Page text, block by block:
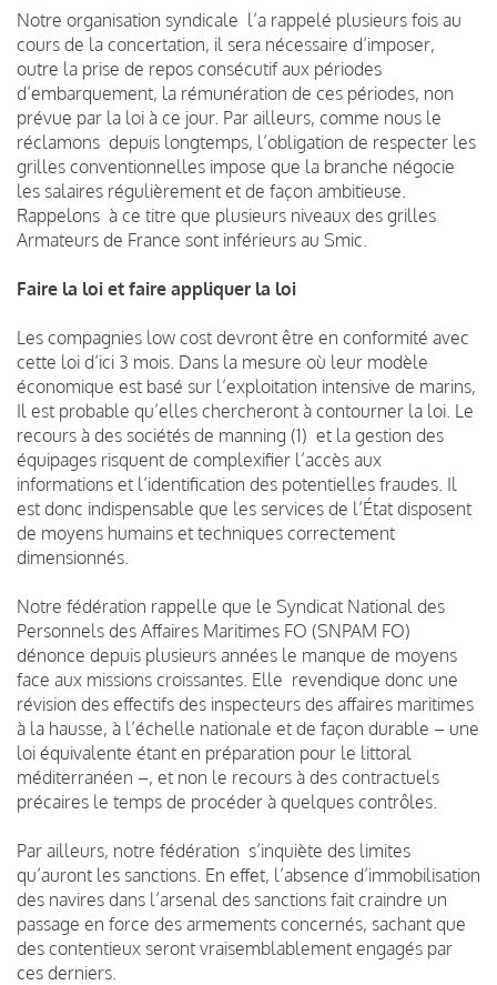
Notre organisation syndicale l’a rappelé plusieurs fois au
cours de la concertation, il sera nécessaire d’imposer,
outre la prise de repos consécutif aux périodes
d’embarquement, la rémunération de ces périodes, non
prévue par la loi à ce jour. Par ailleurs, comme nous le
réclamons depuis longtemps, l’obligation de respecter les
grilles conventionnelles impose que la branche négocie
les salaires régulièrement et de façon ambitieuse.
Rappelons à ce titre que plusieurs niveaux des grilles
Armateurs de France sont inférieurs au Smic.
Faire la loi et faire appliquer la loi
Les compagnies low cost devront être en conformité avec
cette loi d’ici 3 mois. Dans la mesure où leur modèle
économique est basé sur l’exploitation intensive de marins,
Il est probable qu’elles chercheront à contourner la loi. Le
recours à des sociétés de manning (1) et la gestion des
équipages risquent de complexifier l’accès aux
informations et l’identification des potentielles fraudes. Il
est donc indispensable que les services de l’État disposent
de moyens humains et techniques correctement
dimensionnés.
Notre fédération rappelle que le Syndicat National des
Personnels des Affaires Maritimes FO (SNPAM FO)
dénonce depuis plusieurs années le manque de moyens
face aux missions croissantes. Elle revendique donc une
révision des effectifs des inspecteurs des affaires maritimes
à la hausse, à l’échelle nationale et de façon durable – une
loi équivalente étant en préparation pour le littoral
méditerranéen –, et non le recours à des contractuels
précaires le temps de procéder à quelques contrôles.
Par ailleurs, notre fédération s’inquiète des limites
qu’auront les sanctions. En effet, l’absence d’immobilisation
des navires dans l’arsenal des sanctions fait craindre un
passage en force des armements concernés, sachant que
des contentieux seront vraisemblablement engagés par
ces derniers.